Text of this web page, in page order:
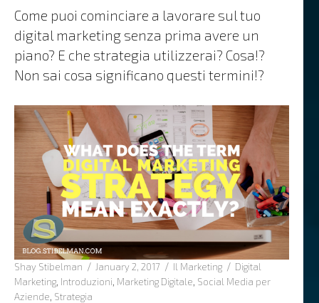
Come puoi cominciare a lavorare sul tuo
digital marketing senza prima avere un
piano? E che strategia utilizzerai? Cosa!?
Non sai cosa significano questi termini!?
Author
Shay Stibelman
Posted
on
January 2, 2017 Categories
Il Marketing Tags
Digital
Marketing, Introduzioni, Marketing Digitale, Social Media per
Aziende, Strategia